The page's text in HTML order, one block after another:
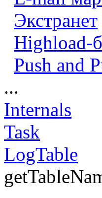
Экстранет
Highload-
Push and
...
Internals
Task
LogTable